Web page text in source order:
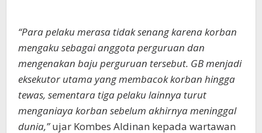
“Para pelaku merasa tidak senang karena korban
mengaku sebagai anggota perguruan dan
mengenakan baju perguruan tersebut. GB menjadi
eksekutor utama yang membacok korban hingga
tewas, sementara tiga pelaku lainnya turut
menganiaya korban sebelum akhirnya meninggal
dunia,”ujar Kombes Aldinan kepada wartawan